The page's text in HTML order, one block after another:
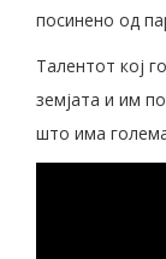
посинено од
Талентот кој
земјата и им
што има